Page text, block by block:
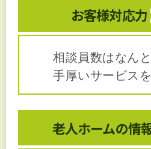
お客様対応力
相談員数はなん
手厚いサービス
老人ホームの情